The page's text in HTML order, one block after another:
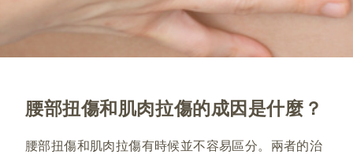
腰部扭傷和肌肉拉傷的成因是什麼？
腰部扭傷和肌肉拉傷有時候並不容易區分。兩者的治